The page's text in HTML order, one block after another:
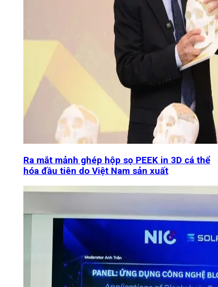
Ra mắt mảnh ghép hộp sọ PEEK in 3D cá thể
hóa đầu tiên do Việt Nam sản xuất